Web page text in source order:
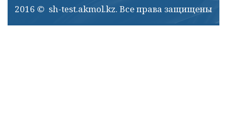
2016 © sh-test.akmol.kz. Все права защищены